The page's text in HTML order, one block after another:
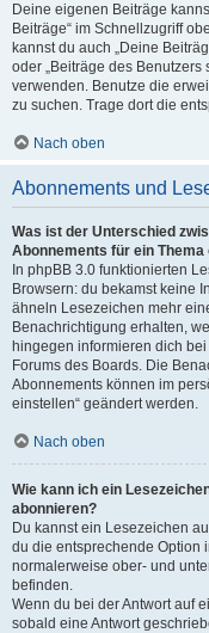
Deine eigenen Beiträge
Beiträge“ im Schnellzugriff
kannst du auch „Deine
oder „Beiträge des
verwenden. Benutze die
zu suchen. Trage dort die
Nach oben
Abonnements und
Was ist der Unterschied
Abonnements für ein Thema
In phpBB 3.0 funktionierten
Browsern: du bekamst keine
ähneln Lesezeichen mehr
Benachrichtigung erhalten,
hingegen informieren dich
Forums des Boards. Die
Abonnements können im
einstellen“ geändert werden.
Nach oben
Wie kann ich ein
abonnieren?
Du kannst ein Lesezeichen
du die entsprechende Option
normalerweise ober- und
befinden.
Wenn du bei der Antwort auf
sobald eine Antwort